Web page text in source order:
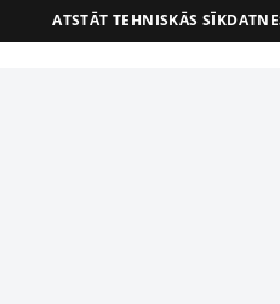
ATSTĀT TEHNISKĀS